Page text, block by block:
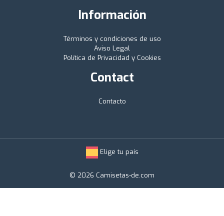
Información
Términos y condiciones de uso
Aviso Legal
Política de Privacidad y Cookies
Contact
Contacto
Elige tu país
© 2026 Camisetas-de.com